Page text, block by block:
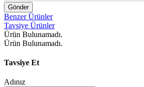
Gönder
Benzer Ürünler
Tavsiye Ürünler
Ürün Bulunamadı.
Ürün Bulunamadı.
Tavsiye Et
Adınız